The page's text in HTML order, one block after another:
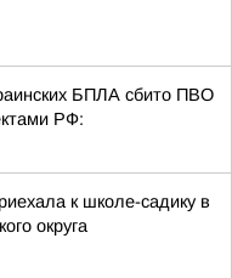
БПЛА сбито ПВО
РФ:
к школе-садику в
округа